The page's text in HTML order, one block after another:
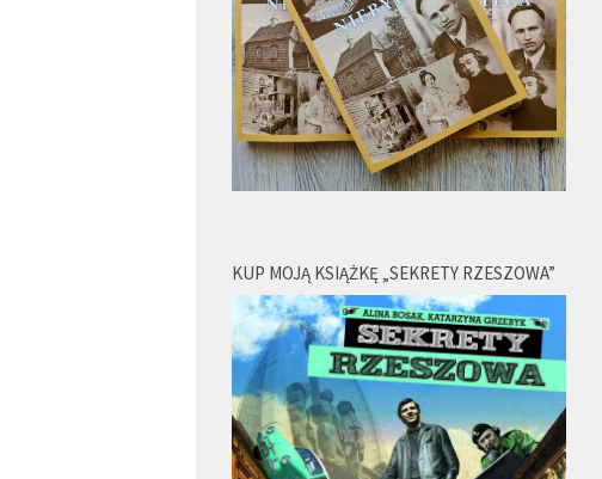
KUP MOJĄ KSIĄŻKĘ „SEKRETY RZESZOWA”